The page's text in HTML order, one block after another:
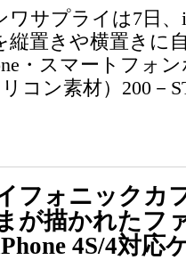
ワサプライは7日
縦置きや横置きに
・スマートフォ
コン素材）200－
フォニックカ
が描かれたフ
4S/4対応